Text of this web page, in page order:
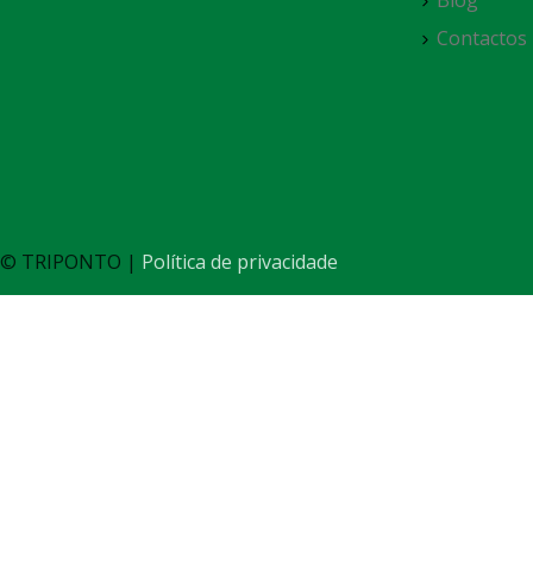
Contactos
© TRIPONTO | Política de privacidade